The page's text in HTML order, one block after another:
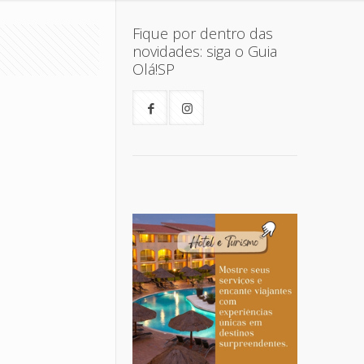
Fique por dentro das
novidades: siga o Guia
Olá!SP